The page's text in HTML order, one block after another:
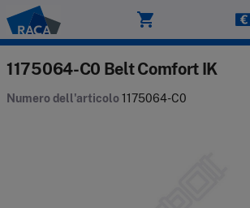
Raca shopping_cart
1175064-C0 Belt Comfort IK
Numero dell'articolo1175064-C0